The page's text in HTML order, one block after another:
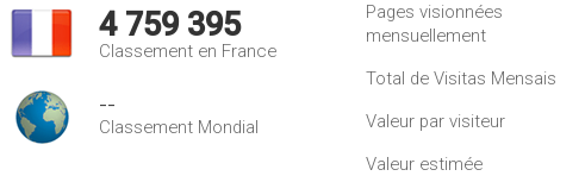
4 759 395
Classement en France
--
Classement Mondial
Pages visionnées
mensuellement
Total de Visitas Mensais
Valeur par visiteur
Valeur estimée